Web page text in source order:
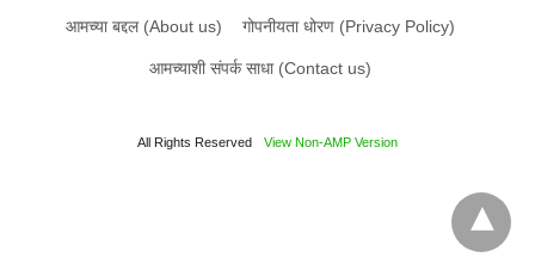
आमच्या बद्दल (About us) गोपनीयता धोरण (Privacy Policy)
आमच्याशी संपर्क साधा (Contact us)
All Rights Reserved View Non-AMP Version